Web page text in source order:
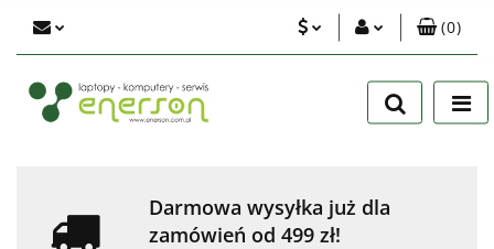
Zaloguj się
Zarejestruj się
(0)
Darmowa wysyłka już dla
zamówień od 499 zł!